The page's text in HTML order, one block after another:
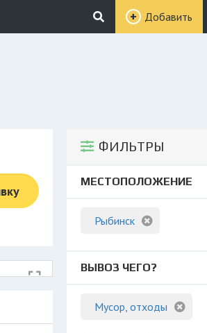
Добавить
ФИЛЬТРЫ
МЕСТОПОЛОЖЕНИЕ
Рыбинск
ВЫВОЗ ЧЕГО?
Мусор, отходы